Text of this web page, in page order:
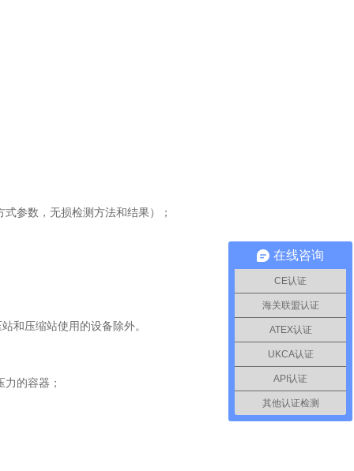
参数，无损检测方法和结果）；
和压缩站使用的设备除外。
的容器；
在线咨询
CE认证
海关联盟认证
ATEX认证
UKCA认证
API认证
其他认证检测